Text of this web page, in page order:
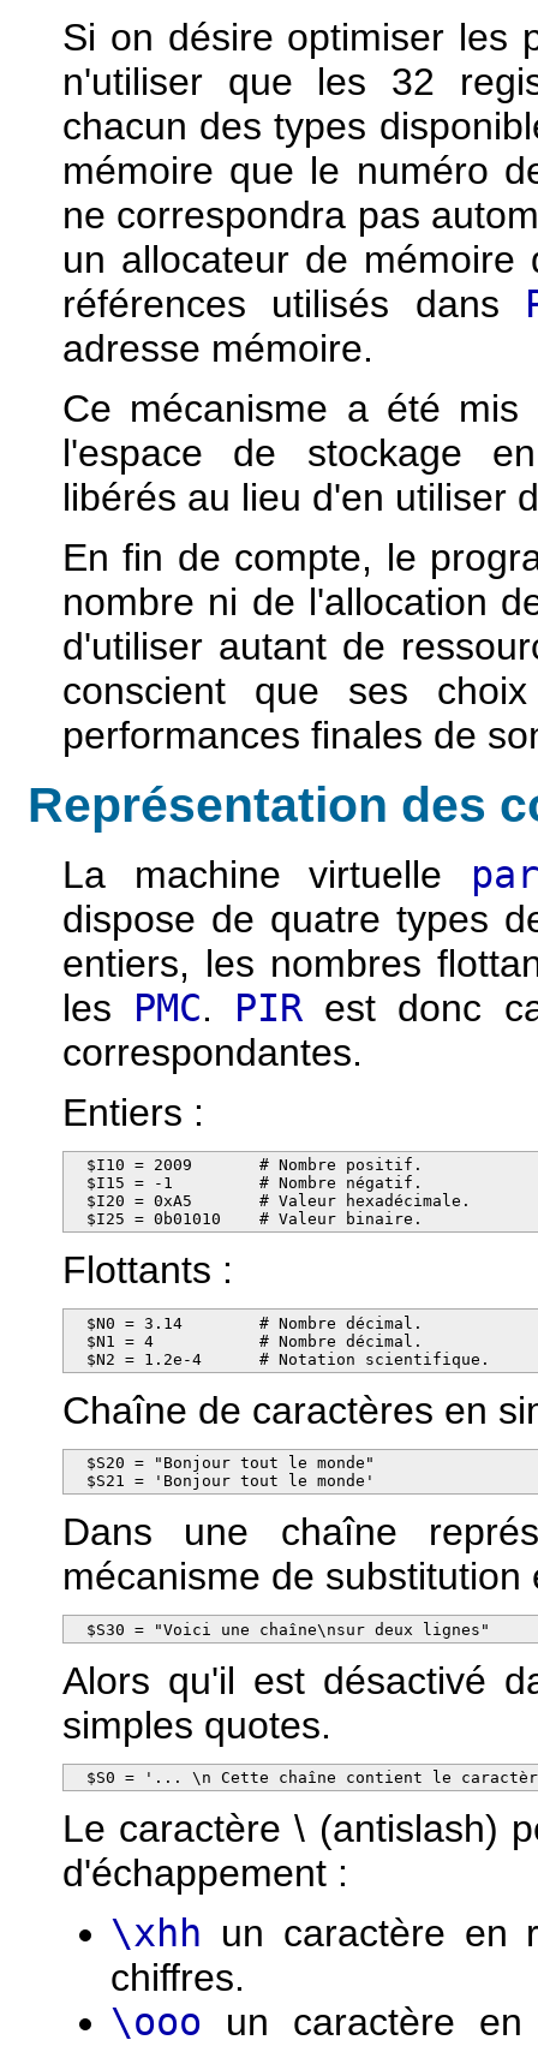
Si on désire optimiser les
n'utiliser que les 32
chacun des types
mémoire que le numéro
ne correspondra pas
un allocateur de
références utilisés dans
adresse mémoire.
Ce mécanisme a été
l'espace de stockage
libérés au lieu d'en utiliser
En fin de compte, le
nombre ni de l'allocation
d'utiliser autant de
conscient que ses
performances finales de
Représentation des
La machine virtuelle
dispose de quatre types
entiers, les nombres
les PMC. PIR est donc
correspondantes.
Entiers :
  $I10 = 2009       # Nombre positif.
  $I15 = -1         # Nombre négatif.
  $I20 = 0xA5       # Valeur hexadécimale.
  $I25 = 0b01010    # Valeur binaire.
Flottants :
  $N0 = 3.14        # Nombre décimal.
  $N1 = 4           # Nombre décimal.
  $N2 = 1.2e-4      # Notation scientifique.
Chaîne de caractères en
  $S20 = "Bonjour tout le monde"
  $S21 = 'Bonjour tout le monde'
Dans une chaîne
mécanisme de substitution
  $S30 = "Voici une chaîne\nsur deux lignes"
Alors qu'il est désactivé
simples quotes.
$S0 = '... \n Cette chaîne contient le
Le caractère \ (antislash)
d'échappement :
\xhh un caractère en
chiffres.
\ooo un caractère en